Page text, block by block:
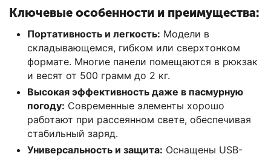
Ключевые особенности и преимущества:
Портативность и легкость: Модели в
складывающемся, гибком или сверхтонком
формате. Многие панели помещаются в рюкзак
и весят от 500 грамм до 2 кг.
Высокая эффективность даже в пасмурную
погоду: Современные элементы хорошо
работают при рассеянном свете, обеспечивая
стабильный заряд.
Универсальность и защита: Оснащены USB-